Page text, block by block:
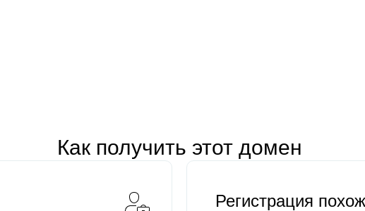
Как получить этот домен
Регистрация